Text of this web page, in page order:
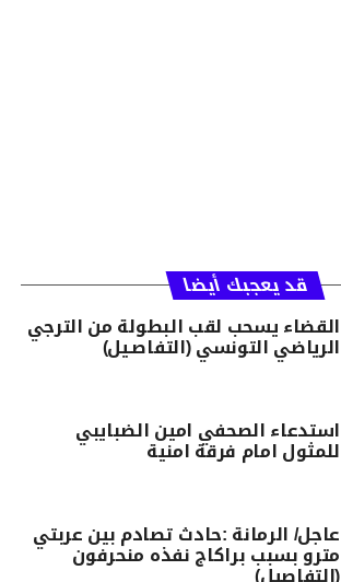
قد يعجبك أيضا
القضاء يسحب لقب البطولة من الترجي
الرياضي التونسي (التفاصـيل)
استدعاء الصحفي امين الضبايبي
للمثول امام فرقة امنية
عاجل/ الرمانة :حادث تصادم بين عربتي
مترو بسبب براكاج نفذه منحرفون